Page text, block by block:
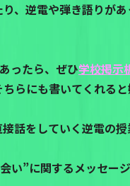
、逆電や弾き語りが
ったら、ぜひ学校掲示
ちらにも書いてくれる
話をしていく逆電の
い”に関するメッセー